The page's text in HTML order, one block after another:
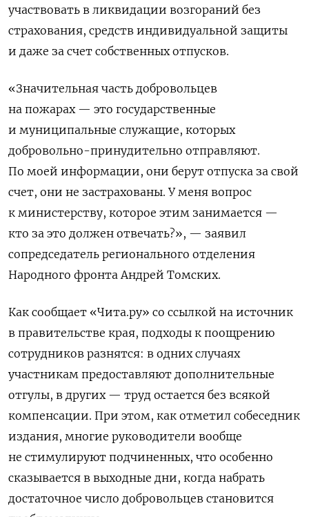
участвовать в ликвидации возгораний без
страхования, средств индивидуальной защиты
и даже за счет собственных отпусков.
«Значительная часть добровольцев
на пожарах — это государственные
и муниципальные служащие, которых
добровольно-принудительно отправляют.
По моей информации, они берут отпуска за свой
счет, они не застрахованы. У меня вопрос
к министерству, которое этим занимается —
кто за это должен отвечать?», — заявил
сопредседатель регионального отделения
Народного фронта Андрей Томских.
Как сообщает «Чита.ру» со ссылкой на источник
в правительстве края, подходы к поощрению
сотрудников разнятся: в одних случаях
участникам предоставляют дополнительные
отгулы, в других — труд остается без всякой
компенсации. При этом, как отметил собеседник
издания, многие руководители вообще
не стимулируют подчиненных, что особенно
сказывается в выходные дни, когда набрать
достаточное число добровольцев становится